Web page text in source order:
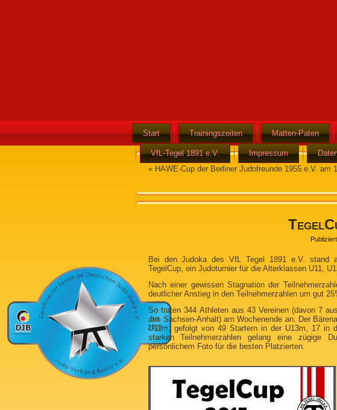
Start Trainingszeiten Matten-Paten
VfL-Tegel 1891 e.V. Impressum
« HAWE-Cup der Berliner Judofreunde 1955 e.V. am
Publiziert
Bei den Judoka des VfL Tegel 1891 e.V. stand
TegelCup, ein Judoturnier für die Alterklassen U11,
Nach einer gewissen Stagnation der
deutlicher Anstieg in den Teilnehmerzahlen um gut
So traten 344 Athleten aus 43 Vereinen (davon 7
aus Sachsen-Anhalt) am Wochenende an. Der
U11m, gefolgt von 49 Startern in der U13m, 17 in
starken Teilnehmerzahlen gelang eine zügige
persönlichem Foto für die besten Platzierten.